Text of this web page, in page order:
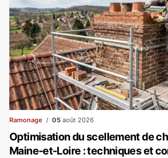
Ramonage 05 août 2026
Optimisation du scellement de
Maine-et-Loire : techniques et